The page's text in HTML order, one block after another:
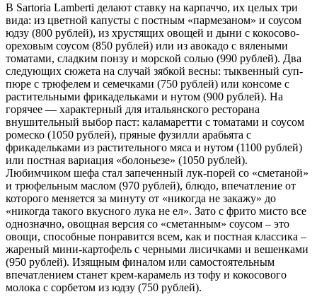
В Sartoria Lamberti делают ставку на карпаччо, их целых три
вида: из цветной капусты с постным «пармезаном» и соусом
юдзу (800 рублей), из хрустящих овощей и дыни с кокосово-
ореховым соусом (850 рублей) или из авокадо с вялеными
томатами, сладким понзу и морской солью (990 рублей). Два
следующих сюжета на случай зябкой весны: тыквенный суп-
пюре с трюфелем и семечками (750 рублей) или консоме с
растительными фрикадельками и нутом (900 рублей). На
горячее — характерный для итальянского ресторана
внушительный выбор паст: каламаретти с томатами и соусом
ромеско (1050 рублей), пряные фузилли арабьята с
фрикадельками из растительного мяса и нутом (1100 рублей)
или постная вариация «болоньезе» (1050 рублей).
Любимчиком шефа стал запеченный лук-порей со «сметаной»
и трюфельным маслом (970 рублей), блюдо, впечатление от
которого меняется за минуту от «никогда не закажу» до
«никогда такого вкусного лука не ел». Зато с фрито мисто все
однозначно, овощная версия со «сметанным» соусом – это
овощи, способные понравится всем, как и постная классика –
жареный мини-картофель с черными лисичками и вешенками
(950 рублей). Изящным финалом или самостоятельным
впечатлением станет крем-карамель из тофу и кокосового
молока с сорбетом из юдзу (750 рублей).